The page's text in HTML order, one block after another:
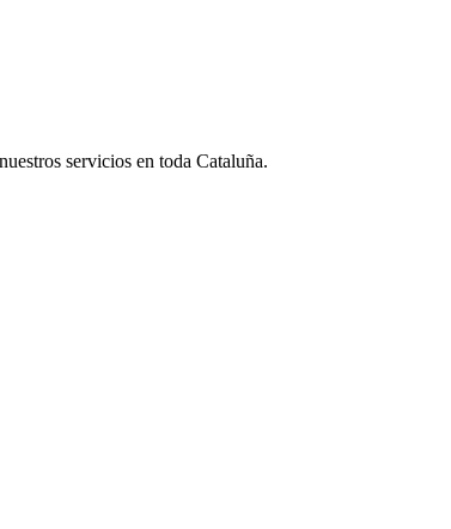
servicios en toda Cataluña.